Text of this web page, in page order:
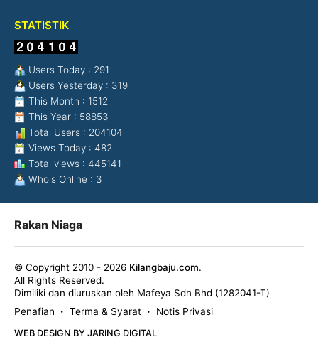
STATISTIK
Users Today : 291
Users Yesterday : 319
This Month : 1512
This Year : 58853
Total Users : 204104
Views Today : 482
Total views : 445141
Who's Online : 3
Rakan Niaga
© Copyright 2010 - 2026 Kilangbaju.com.
All Rights Reserved.
Dimiliki dan diuruskan oleh Mafeya Sdn Bhd (1282041-T)
Penafian
• Terma & Syarat • Notis Privasi
WEB DESIGN BY JARING DIGITAL